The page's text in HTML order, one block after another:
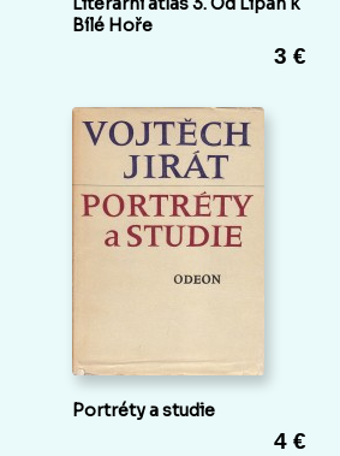
Bílé Hoře
3 €
Portréty a studie
4 €